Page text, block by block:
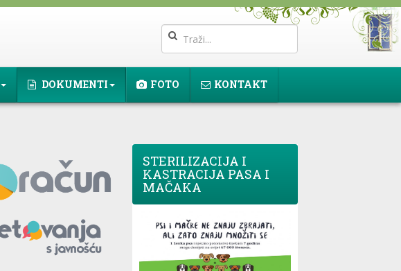
DOKUMENTI FOTO KONTAKT
STERILIZACIJA I
KASTRACIJA PASA I
MAČAKA